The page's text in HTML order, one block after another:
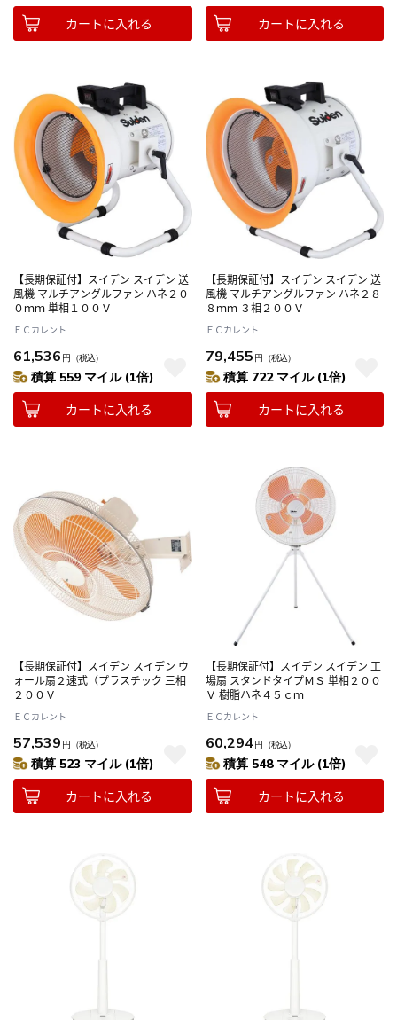
カートに入れる カートに入れる
【長期保証付】スイデン スイデン 送
風機 マルチアングルファン ハネ２０
０ｍｍ 単相１００Ｖ
ＥＣカレント
61,536 円 （税込）
積算 559 マイル (1倍)
カートに入れる
【長期保証付】スイデン スイデン 送
風機 マルチアングルファン ハネ２８
８ｍｍ ３相２００Ｖ
ＥＣカレント
79,455 円 （税込）
積算 722 マイル (1倍)
カートに入れる
【長期保証付】スイデン スイデン ウ
ォール扇２速式（プラスチック 三相
２００Ｖ
ＥＣカレント
57,539 円 （税込）
積算 523 マイル (1倍)
カートに入れる
【長期保証付】スイデン スイデン 工
場扇 スタンドタイプＭＳ 単相２００
Ｖ 樹脂ハネ４５ｃｍ
ＥＣカレント
60,294円 （税込）
積算 548 マイル (1倍)
カートに入れる